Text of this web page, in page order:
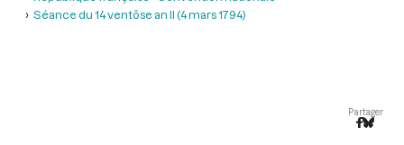
Séance du 14 ventôse an II (4 mars 1794)
Partager